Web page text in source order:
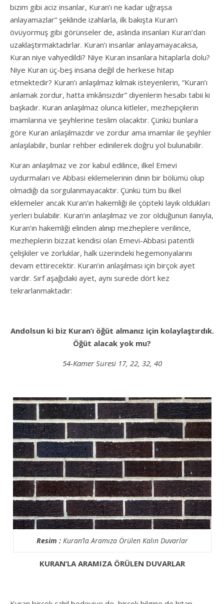
bizim gibi aciz insanlar, Kuran’ı ne kadar uğraşsa
anlayamazlar” şeklinde izahlarla, ilk bakışta Kuran’ı
övüyormuş gibi görünseler de, aslında insanları Kuran’dan
uzaklaştırmaktadırlar. Kuran’ı insanlar anlayamayacaksa,
Kuran niye vahyedildi? Niye Kuran insanlara hitaplarla dolu?
Niye Kuran üç-beş insana değil de herkese hitap
etmektedir? Kuran’ı anlaşılmaz kılmak isteyenlerin, “Kuran’ı
anlamak zordur, hatta imkânsızdır” diyenlerin hesabı tabii ki
başkadır. Kuran anlaşılmaz olunca kitleler, mezhepçilerin
imamlarına ve şeyhlerine teslim olacaktır. Çünkü bunlara
göre Kuran anlaşılmazdır ve zordur ama imamlar ile şeyhler
anlaşılabilir, bunlar rehber edinilerek doğru yol bulunabilir.
Kuran anlaşılmaz ve zor kabul edilince, ilkel Emevi
uydurmaları ve Abbasi eklemelerinin dinin bir bölümü olup
olmadığı da sorgulanmayacaktır. Çünkü tüm bu ilkel
eklemeler ancak Kuran’ın hakemliği ile çöpteki layık oldukları
yerleri bulabilir. Kuran’ın anlaşılmaz ve zor olduğunun ilanıyla,
Kuran’ın hakemliği elinden alınıp mezheplere verilince,
mezheplerin bizzat kendisi olan Emevi-Abbasi patentli
çelişkiler ve zorluklar, halk üzerindeki hegemonyalarını
devam ettirecektir. Kuran’ın anlaşılması için birçok ayet
vardır. Sırf aşağıdaki ayet, aynı surede dört kez
tekrarlanmaktadır:
Andolsun ki biz Kuran’ı öğüt almanız için kolaylaştırdık.
Öğüt alacak yok mu?
54-Kamer Suresi 17, 22, 32, 40
Resim :Kuran’la Aramıza Örülen Kalın Duvarlar
KURAN’LA ARAMIZA ÖRÜLEN DUVARLAR